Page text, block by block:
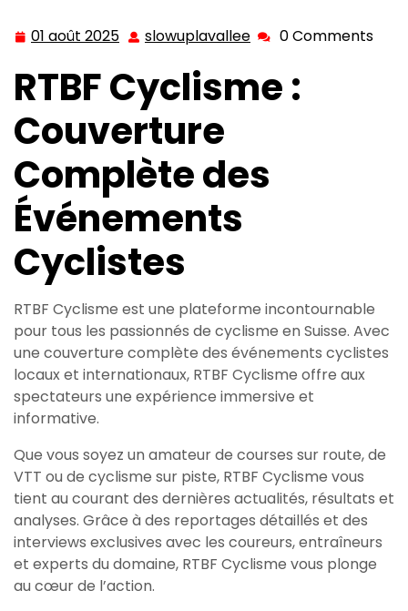
01 août 2025 01
2025
slowuplavallee slowuplavallee
0 Comments
RTBF Cyclisme :
Couverture
Complète des
Événements
Cyclistes
RTBF Cyclisme est une plateforme incontournable
pour tous les passionnés de cyclisme en Suisse. Avec
une couverture complète des événements cyclistes
locaux et internationaux, RTBF Cyclisme offre aux
spectateurs une expérience immersive et
informative.
Que vous soyez un amateur de courses sur route, de
VTT ou de cyclisme sur piste, RTBF Cyclisme vous
tient au courant des dernières actualités, résultats et
analyses. Grâce à des reportages détaillés et des
interviews exclusives avec les coureurs, entraîneurs
et experts du domaine, RTBF Cyclisme vous plonge
au cœur de l’action.